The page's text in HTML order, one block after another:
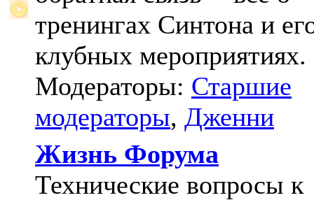
тренингах Синтона и
клубных мероприятиях.
Модераторы: Старшие
модераторы, Дженни
Жизнь Форума
Технические вопросы к